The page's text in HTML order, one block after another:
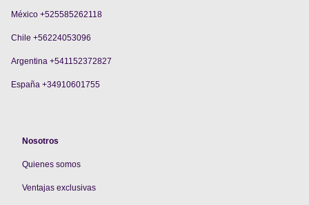
México +525585262118
Chile +56224053096
Argentina +541152372827
España +34910601755
Nosotros
Quienes somos
Ventajas exclusivas